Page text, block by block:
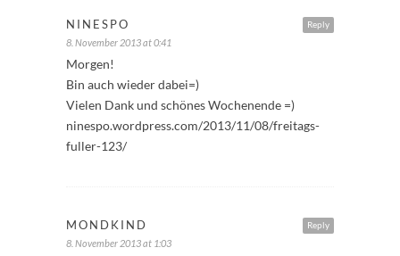
Reply
NINESPO
8. November 2013 at 0:41
Morgen!
Bin auch wieder dabei=)
Vielen Dank und schönes Wochenende =)
ninespo.wordpress.com/2013/11/08/freitags-
fuller-123/
Reply
MONDKIND
8. November 2013 at 1:03